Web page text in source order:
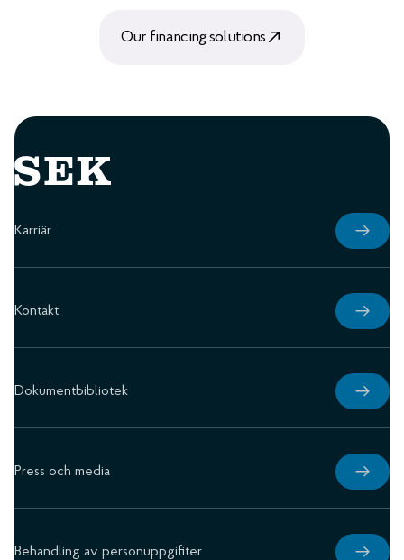
Our financing solutions
Karriär
Kontakt
Dokumentbibliotek
Press och media
Behandling av personuppgifiter